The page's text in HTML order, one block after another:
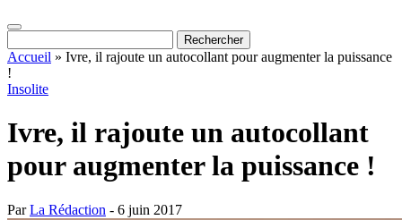
Accueil » Ivre, il rajoute un autocollant pour augmenter la puissance
!
Insolite
Ivre, il rajoute un autocollant
pour augmenter la puissance !
ParLa Rédaction - 6 juin 2017